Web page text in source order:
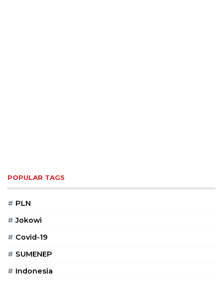
POPULAR TAGS
# PLN
# Jokowi
# Covid-19
# SUMENEP
# Indonesia